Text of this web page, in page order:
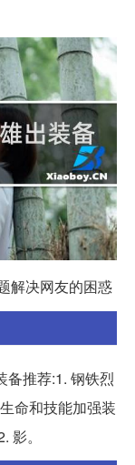
解决网友的困惑
备推荐:1. 钢铁烈
命和技能加强装
。